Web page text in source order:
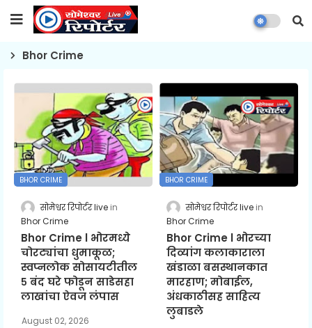
Bhor Crime
BHOR CRIME
सोमेश्वर रिपोर्टर live
Bhor Crime
Bhor Crime l भोरमध्ये
चोरट्यांचा धुमाकूळ;
स्वप्नलोक सोसायटीतील
५ बंद घरे फोडून साडेसहा
लाखांचा ऐवज लंपास
August 02, 2026
BHOR CRIME
सोमेश्वर रिपोर्टर live
Bhor Crime
Bhor Crime l भोरच्या
दिव्यांग कलाकाराला
खंडाळा बसस्थानकात
मारहाण; मोबाईल,
अंधकाठीसह साहित्य
लुबाडले